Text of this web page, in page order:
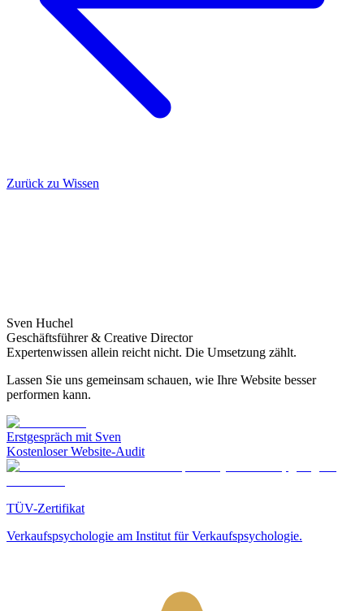
Zurück zu Wissen
Sven Huchel
Geschäftsführer & Creative Director
Expertenwissen allein reicht nicht. Die Umsetzung zählt.
Lassen Sie uns gemeinsam schauen, wie Ihre Website besser
performen kann.
Erstgespräch mit Sven
Kostenloser Website-Audit
TÜV-Zertifikat
Verkaufspsychologie am Institut für Verkaufspsychologie.